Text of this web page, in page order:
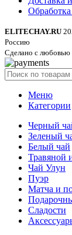
ELITECHAY.RU
Россию
Сделано с любовью
Меню
Категории
Черный
Зеленый
Белый чай
Травяной
Чай Улун
Пуэр
Матча и
Сладости